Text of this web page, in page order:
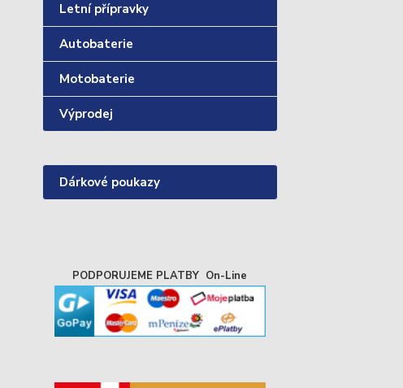
Letní přípravky
Autobaterie
Motobaterie
Výprodej
Dárkové poukazy
PODPORUJEME PLATBY On-Line